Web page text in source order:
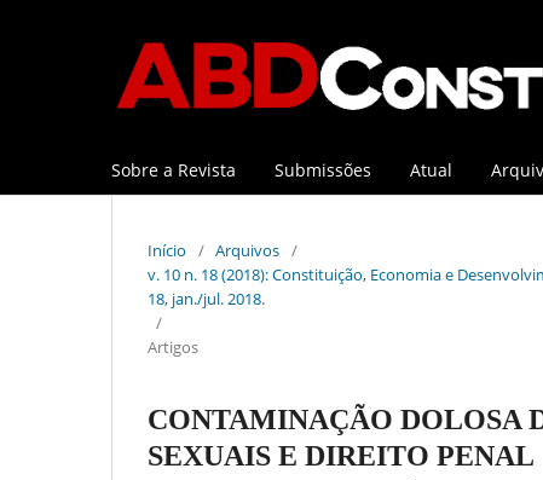
Sobre a Revista Submissões Atual
Início / Arquivos /
v. 10 n. 18 (2018): Constituição, Economia e
18, jan./jul. 2018.
/
Artigos
CONTAMINAÇÃO DOLOSA
SEXUAIS E DIREITO PENAL